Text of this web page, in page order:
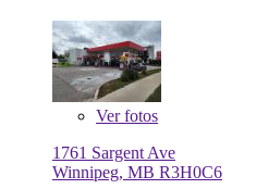
Verfotos
1761 Sargent Ave
Winnipeg, MB R3H0C6